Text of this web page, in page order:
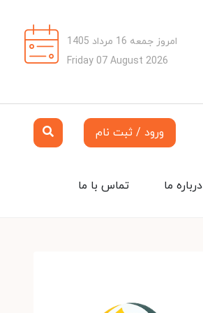
امروز جمعه 16 مرداد 1405
Friday 07 August 2026
ورود / ثبت نام
تماس با ما درباره ما